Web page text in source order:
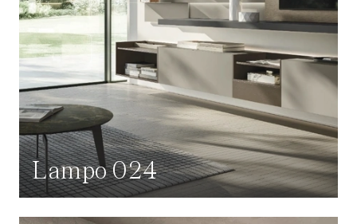
Lampo 024